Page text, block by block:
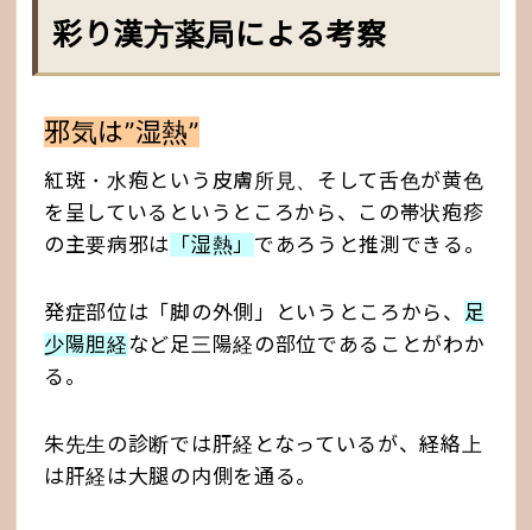
彩り漢方薬局による考察
邪気は”湿熱”
紅斑・水疱という皮膚所見、そして舌色が黄色
を呈しているというところから、この帯状疱疹
の主要病邪は 「湿熱」 であろうと推測できる。
発症部位は「脚の外側」というところから、 足
少陽胆経 など足三陽経の部位であることがわか
る。
朱先生の診断では肝経となっているが、経絡上
は肝経は大腿の内側を通る。